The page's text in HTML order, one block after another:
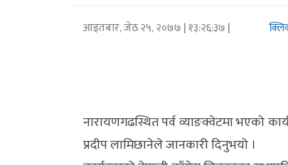
आइतबार, जेठ २५, २०७७ | १३:२६:३७ |
नारायणगढस्थित पर्व व्याङक्वेटमा भएको
प्रदीप लामिछानेले जानकारी दिनुभयो ।